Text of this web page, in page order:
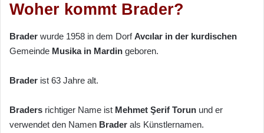
Woher kommt Brader?
Brader wurde 1958 in dem DorfAvcılar in der kurdischen
Gemeinde Musika in Mardin geboren.
Brader ist 63 Jahre alt.
Braders richtiger Name ist Mehmet Şerif Torun und er
verwendet den Namen Brader als Künstlernamen.